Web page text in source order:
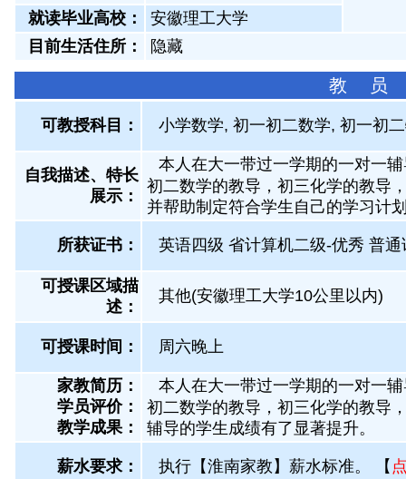
就读毕业高校：
安徽理工大学
目前生活住所：
隐藏
教 员
可教授科目： 小学数学, 初一初二数学, 初一初
自我描述、特长
展示 ：
本人在大一带过一学期的一对一
初二数学的教导，初三化学的教导
并帮助制定符合学生自己的学习计
所获证书 ： 英语四级 省计算机二级-优秀 普
可授课区域描
述：
其他(安徽理工大学10公里以内)
可授课时间： 周六晚上
家教简历：
学员评价：
教学成果：
本人在大一带过一学期的一对一
初二数学的教导，初三化学的教导
辅导的学生成绩有了显著提升。
薪水要求： 执行【淮南家教】薪水标准。 【